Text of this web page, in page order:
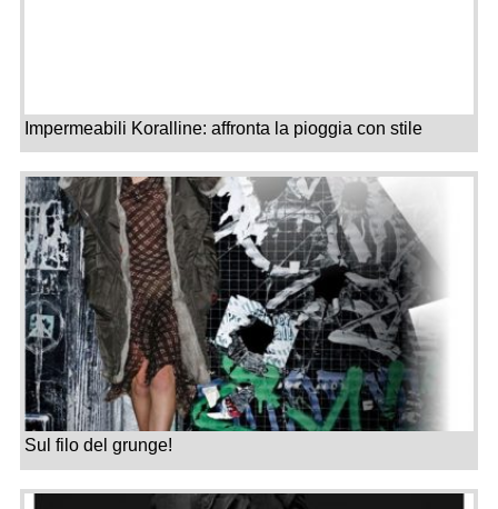
Impermeabili Koralline: affronta la pioggia con stile
Sul filo del grunge!